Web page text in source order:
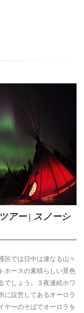
アー | スノーシ
区では日中は連なる山々
ホースの素晴らしい景色
でしょう。３夜連続ホワ
に設営してあるオーロラ
ヤーのそばでオーロラを